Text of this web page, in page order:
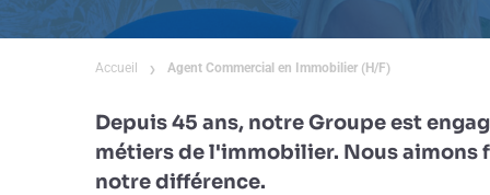
Accueil Agent Commercial en Immobilier (H/F)
Depuis 45 ans, notre Groupe est
métiers de l'immobilier. Nous aimons
notre différence.